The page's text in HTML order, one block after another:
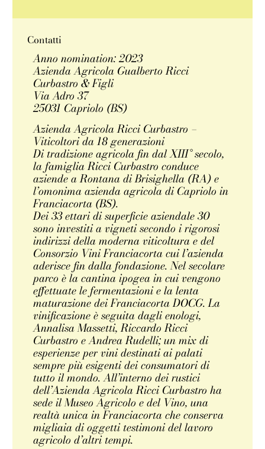
Contatti
Anno nomination: 2023
Azienda Agricola Gualberto Ricci
Curbastro & Figli
Via Adro 37
25031 Capriolo (BS)
Azienda Agricola Ricci Curbastro –
Viticoltori da 18 generazioni
Di tradizione agricola fin dal XIII° secolo,
la famiglia Ricci Curbastro conduce
aziende a Rontana di Brisighella (RA) e
l’omonima azienda agricola di Capriolo in
Franciacorta (BS).
Dei 33 ettari di superficie aziendale 30
sono investiti a vigneti secondo i rigorosi
indirizzi della moderna viticoltura e del
Consorzio Vini Franciacorta cui l’azienda
aderisce fin dalla fondazione. Nel secolare
parco è la cantina ipogea in cui vengono
effettuate le fermentazioni e la lenta
maturazione dei Franciacorta DOCG. La
vinificazione è seguita dagli enologi,
Annalisa Massetti, Riccardo Ricci
Curbastro e Andrea Rudelli; un mix di
esperienze per vini destinati ai palati
sempre più esigenti dei consumatori di
tutto il mondo. All’interno dei rustici
dell’Azienda Agricola Ricci Curbastro ha
sede il Museo Agricolo e del Vino, una
realtà unica in Franciacorta che conserva
migliaia di oggetti testimoni del lavoro
agricolo d’altri tempi.